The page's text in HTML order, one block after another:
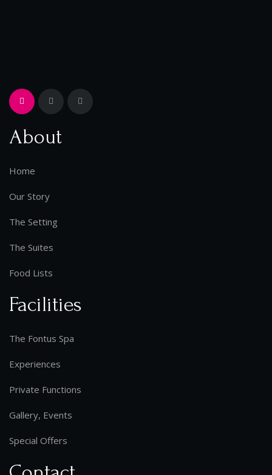
About
Home
Our Story
The Setting
The Suites
Food Lists
Facilities
The Fontus Spa
Experiences
Private Functions
Gallery, Events
Special Offers